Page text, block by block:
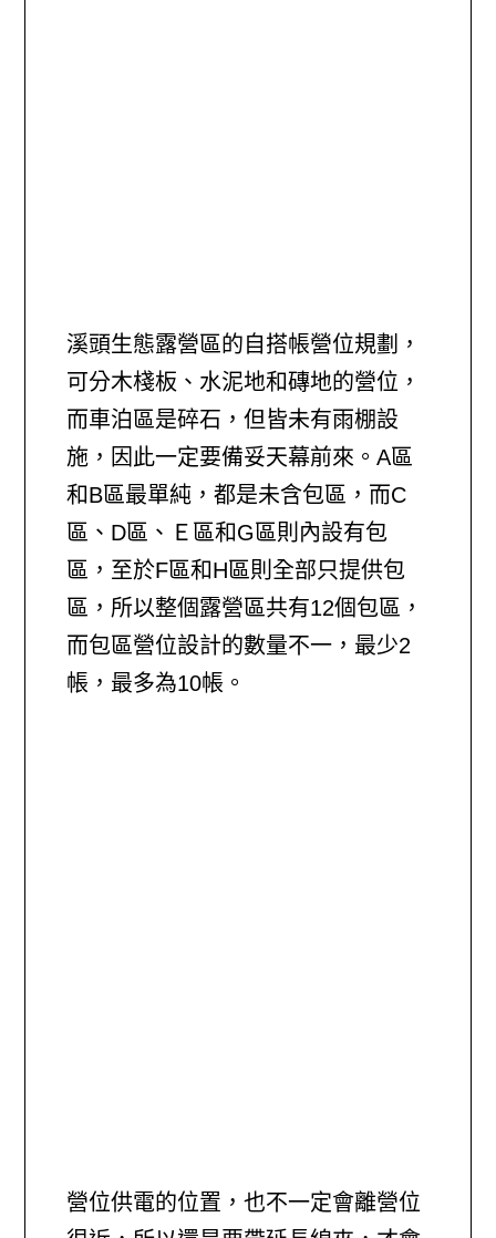
溪頭生態露營區的自搭帳營位規劃，
可分木棧板、水泥地和磚地的營位，
而車泊區是碎石，但皆未有雨棚設
施，因此一定要備妥天幕前來。A區
和B區最單純，都是未含包區，而C
區、D區、Ｅ區和G區則內設有包
區，至於F區和H區則全部只提供包
區，所以整個露營區共有12個包區，
而包區營位設計的數量不一，最少2
帳，最多為10帳。
營位供電的位置，也不一定會離營位